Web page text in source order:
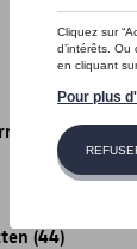
(841)
(44)